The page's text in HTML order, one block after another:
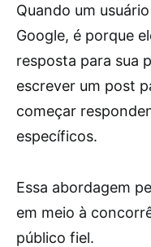
Quando um
Google, é porque
resposta para sua
escrever um post
começar
específicos.
Essa abordagem
em meio à
público fiel.